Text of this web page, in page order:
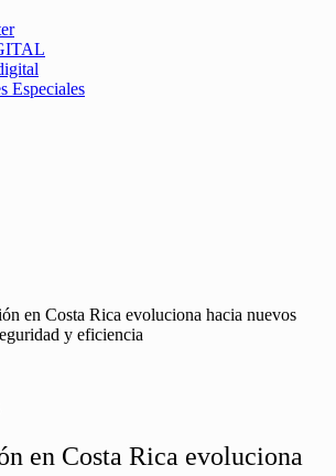
Especiales
en Costa Rica evoluciona hacia nuevos
y eficiencia
en Costa Rica evoluciona